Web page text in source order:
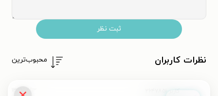
ثبت نظر
نظرات کاربران محبوب‌ترین
کاربر ۲۶۴۷۸۵۱ ۱۳۹۹/۱۲/۱۳